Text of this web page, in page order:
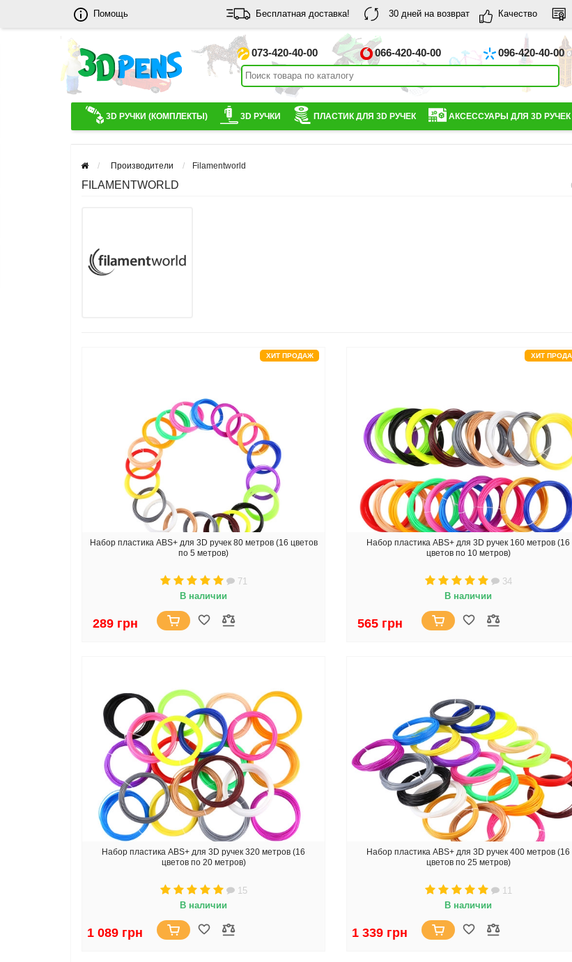
Помощь Бесплатная доставка! 30 дней на возврат Качество
073-420-40-00 066-420-40-00 096-420-40-00
3D РУЧКИ (КОМПЛЕКТЫ) 3D РУЧКИ ПЛАСТИК ДЛЯ 3D РУЧЕК АКСЕССУАРЫ ДЛЯ 3D РУЧЕК
Производители Filamentworld
FILAMENTWORLD
ХИТ ПРОДАЖ
Набор пластика ABS+ для 3D ручек 80 метров (16 цветов
по 5 метров)
71
В наличии
289 грн
ХИТ
Набор пластика ABS+ для 3D ручек 160 метров (16
цветов по 10 метров)
34
В наличии
565 грн
Набор пластика ABS+ для 3D ручек 320 метров (16
цветов по 20 метров)
15
В наличии
1 089 грн
Набор пластика ABS+ для 3D ручек 400 метров (16
цветов по 25 метров)
11
В наличии
1 339 грн